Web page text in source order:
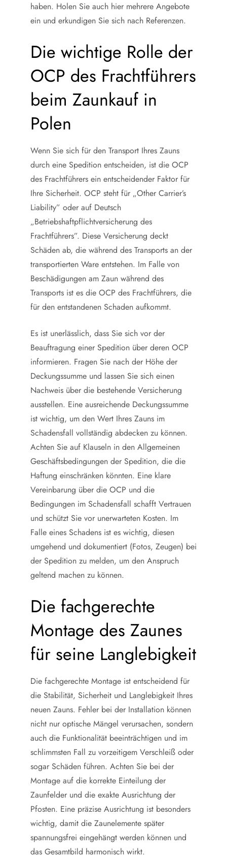
haben. Holen Sie auch hier mehrere Angebote
ein und erkundigen Sie sich nach Referenzen.
Die wichtige Rolle der
OCP des Frachtführers
beim Zaunkauf in
Polen
Wenn Sie sich für den Transport Ihres Zauns
durch eine Spedition entscheiden, ist die OCP
des Frachtführers ein entscheidender Faktor für
Ihre Sicherheit. OCP steht für „Other Carrier’s
Liability” oder auf Deutsch
„Betriebshaftpflichtversicherung des
Frachtführers”. Diese Versicherung deckt
Schäden ab, die während des Transports an der
transportierten Ware entstehen. Im Falle von
Beschädigungen am Zaun während des
Transports ist es die OCP des Frachtführers, die
für den entstandenen Schaden aufkommt.
Es ist unerlässlich, dass Sie sich vor der
Beauftragung einer Spedition über deren OCP
informieren. Fragen Sie nach der Höhe der
Deckungssumme und lassen Sie sich einen
Nachweis über die bestehende Versicherung
ausstellen. Eine ausreichende Deckungssumme
ist wichtig, um den Wert Ihres Zauns im
Schadensfall vollständig abdecken zu können.
Achten Sie auf Klauseln in den Allgemeinen
Geschäftsbedingungen der Spedition, die die
Haftung einschränken könnten. Eine klare
Vereinbarung über die OCP und die
Bedingungen im Schadensfall schafft Vertrauen
und schützt Sie vor unerwarteten Kosten. Im
Falle eines Schadens ist es wichtig, diesen
umgehend und dokumentiert (Fotos, Zeugen) bei
der Spedition zu melden, um den Anspruch
geltend machen zu können.
Die fachgerechte
Montage des Zaunes
für seine Langlebigkeit
Die fachgerechte Montage ist entscheidend für
die Stabilität, Sicherheit und Langlebigkeit Ihres
neuen Zauns. Fehler bei der Installation können
nicht nur optische Mängel verursachen, sondern
auch die Funktionalität beeinträchtigen und im
schlimmsten Fall zu vorzeitigem Verschleiß oder
sogar Schäden führen. Achten Sie bei der
Montage auf die korrekte Einteilung der
Zaunfelder und die exakte Ausrichtung der
Pfosten. Eine präzise Ausrichtung ist besonders
wichtig, damit die Zaunelemente später
spannungsfrei eingehängt werden können und
das Gesamtbild harmonisch wirkt.